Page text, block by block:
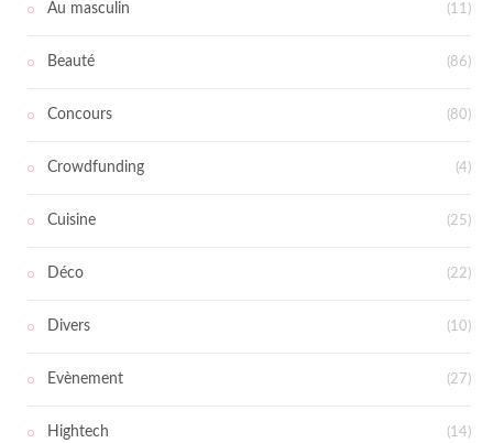
Au masculin (11)
Beauté (86)
Concours (80)
Crowdfunding (4)
Cuisine (25)
Déco (22)
Divers (10)
Evènement (27)
Hightech (14)